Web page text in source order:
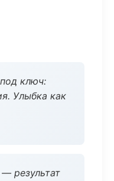
ключ:
Улыбка как
результат